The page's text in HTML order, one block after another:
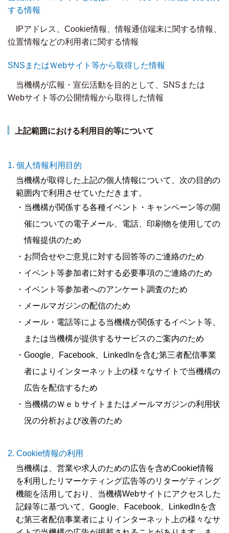
する情報
IPアドレス、Cookie情報、情報通信端末に関する情報、
位置情報などの利用者に関する情報
SNSまたはＷebサイト等から取得した情報
当機構が広報・宣伝活動を目的として、SNSまたは
Webサイト等の公開情報から取得した情報
上記範囲における利用目的等について
個人情報利用目的
当機構が取得した上記の個人情報について、次の目的の
範囲内で利用させていただきます。
・当機構が関係する各種イベント・キャンペーン等の開
催についての電子メール、電話、印刷物を使用しての
情報提供のため
・お問合せやご意見に対する回答等のご連絡のため
・イベント等参加者に対する必要事項のご連絡のため
・イベント等参加者へのアンケート調査のため
・メールマガジンの配信のため
・メール・電話等による当機構が関係するイベント等、
または当機構が提供するサービスのご案内のため
・Google、Facebook、LinkedInを含む第三者配信事業
者によりインターネット上の様々なサイトで当機構の
広告を配信するため
・当機構のＷｅｂサイトまたはメールマガジンの利用状
況の分析および改善のため
Cookie情報の利用
当機構は、営業や求人のための広告を含めCookie情報
を利用したリマーケティング広告等のリターゲティング
機能を活用しており、当機構Webサイトにアクセスした
記録等に基づいて、Google、Facebook、LinkedInを含
む第三者配信事業者によりインターネット上の様々なサ